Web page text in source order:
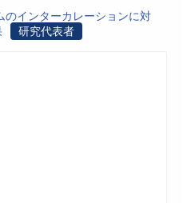
のインターカレーションに対
研究代表者